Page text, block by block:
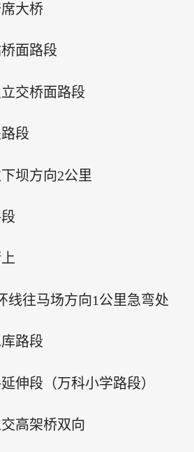
大桥
面路段
交桥面路段
段
坝方向2公里
线往马场方向1公里急弯处
路段
伸段（万科小学路段）
高架桥双向